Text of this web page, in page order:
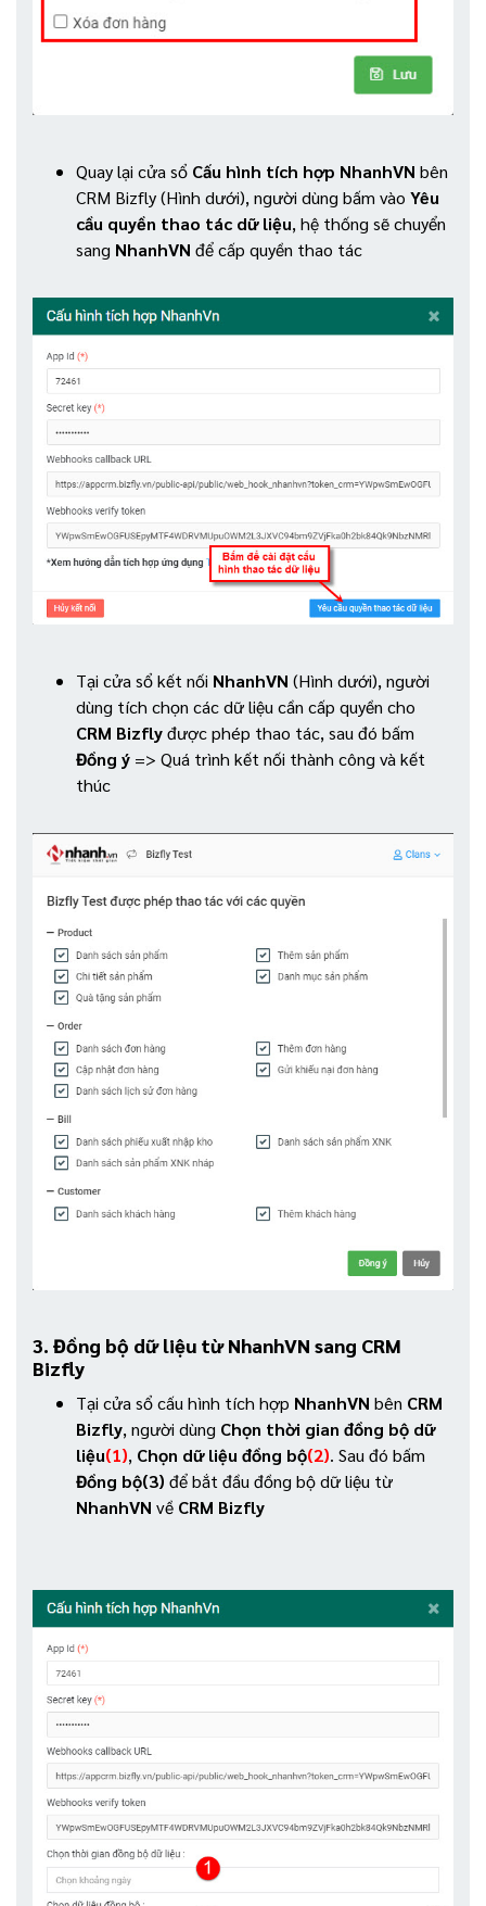
Quay lại cửa sổ Cấu hình tích hợp NhanhVN bên
CRM Bizfly (Hình dưới), người dùng bấm vào Yêu
cầu quyền thao tác dữ liệu, hệ thống sẽ chuyển
sang NhanhVN để cấp quyền thao tác
Tại cửa sổ kết nối NhanhVN (Hình dưới), người
dùng tích chọn các dữ liệu cần cấp quyền cho
CRM Bizflyđược phép thao tác, sau đó bấm
Đồng ý => Quá trình kết nối thành công và kết
thúc
3. Đồng bộ dữ liệu từ NhanhVN sang CRM
Bizfly
Tại cửa sổ cấu hình tích hợp NhanhVN bên CRM
Bizfly, người dùng Chọn thời gian đồng bộ dữ
liệu(1), Chọn dữ liệu đồng bộ(2). Sau đó bấm
Đồng bộ(3) để bắt đầu đồng bộ dữ liệu từ
NhanhVN về CRM Bizfly